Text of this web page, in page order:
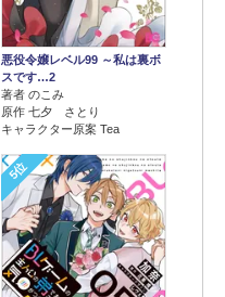
悪役令嬢レベル99 ～私は裏ボ
スです…2
著者 のこみ
原作 七夕 さとり
キャラクター原案 Tea
5位